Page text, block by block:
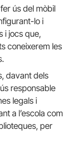
ús del mòbil
lo i
i jocs que,
coneixerem les
davant dels
responsable
legals i
a l’escola com
per